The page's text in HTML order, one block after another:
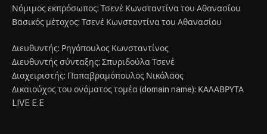
Νόμιμος εκπρόσωπος: Τσενέ Κωνσταντίνα του Αθανασίου
Βασικός μέτοχος: Τσενέ Κωνσταντίνα του Αθανασίου
Διευθυντής: Ρηγόπουλος Κωνσταντίνος
Διευθυντής σύνταξης: Σπυριδούλα Τσενέ
Διαχειριστής: Παπαβραμόπουλος Νικόλαος
Δικαιούχος του ονόματος τομέα (domain name): ΚΑΛΑΒΡΥΤΑ
LIVE E.E